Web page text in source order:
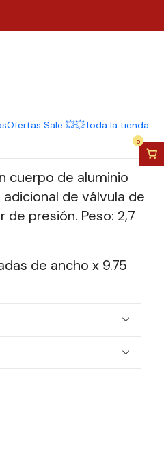
Ofertas Sale 💥💥Toda la tienda
0
Alta
Comprar ahora
cuerpo de aluminio
de válvula de
presión. Peso: 2,7
de ancho x 9.75